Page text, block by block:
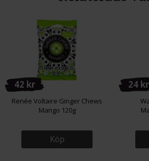
42 kr
Renée Voltaire Ginger Chews
Mango 120g
Köp
24 kr